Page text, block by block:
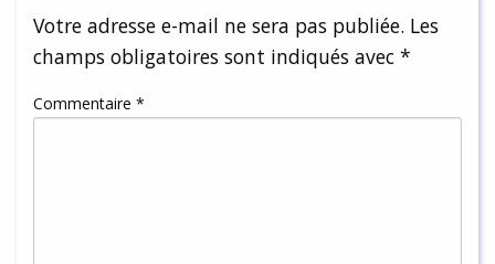
Votre adresse e-mail ne sera pas publiée. Les
champs obligatoires sont indiqués avec *
Commentaire *